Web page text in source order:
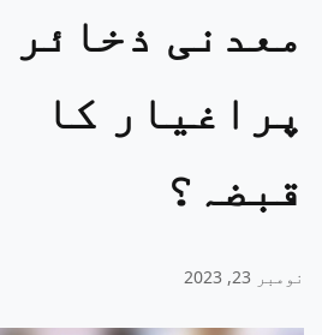
معدنی ذخائر
پراغیار کا
قبضہ؟
نومبر 23, 2023